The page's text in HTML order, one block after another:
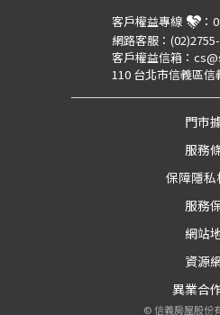
客戶權益專線 ：
網路客服：
客戶權益信箱：
110 台北市信義區信
門市
服務
保障隱私
服務
網站
資源
異業合
©信義房屋股份